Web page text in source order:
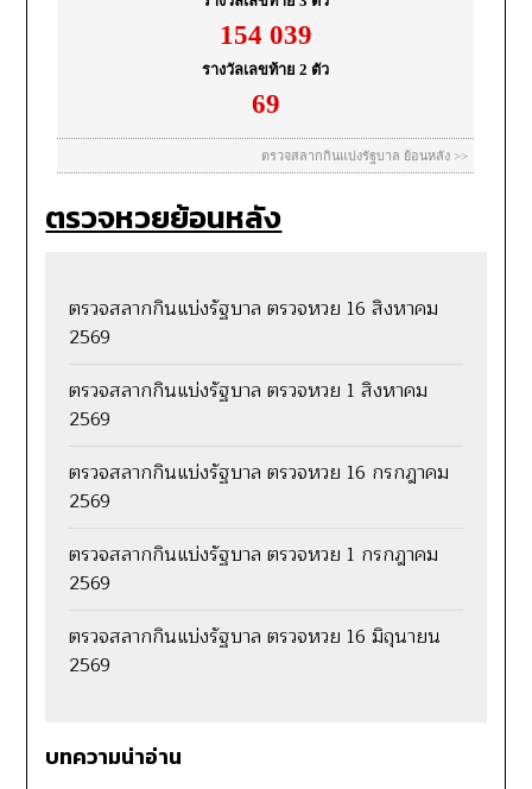
ตรวจหวยย้อนหลัง
ตรวจสลากกินแบ่งรัฐบาล ตรวจหวย 16 สิงหาคม
2569
ตรวจสลากกินแบ่งรัฐบาล ตรวจหวย 1 สิงหาคม
2569
ตรวจสลากกินแบ่งรัฐบาล ตรวจหวย 16 กรกฎาคม
2569
ตรวจสลากกินแบ่งรัฐบาล ตรวจหวย 1 กรกฎาคม
2569
ตรวจสลากกินแบ่งรัฐบาล ตรวจหวย 16 มิถุนายน
2569
บทความน่าอ่าน